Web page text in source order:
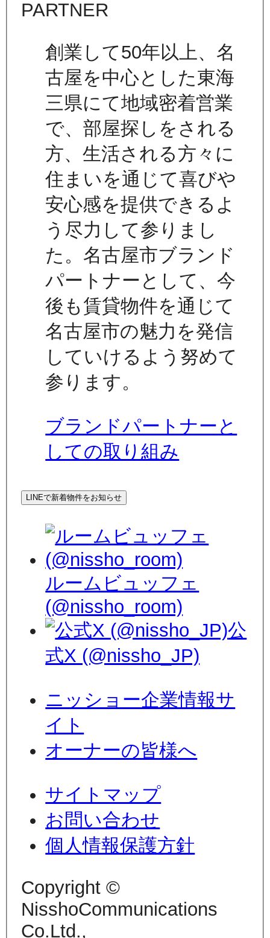
創業して50年以上、名
古屋を中心とした東海
三県にて地域密着営業
で、部屋探しをされる
方、生活される方々に
住まいを通じて喜びや
安心感を提供できるよ
う尽力して参りまし
た。名古屋市ブランド
パートナーとして、今
後も賃貸物件を通じて
名古屋市の魅力を発信
していけるよう努めて
参ります。
ブランドパートナーと
しての取り組み
LINEで新着物件をお知らせ
ルームビュッフェ
(@nissho_room)
公
式X (@nissho_JP)
ニッショー企業情報サ
イト
オーナーの皆様へ
サイトマップ
お問い合わせ
個人情報保護方針
Copyright ©
NisshoCommunications
Co.Ltd.,